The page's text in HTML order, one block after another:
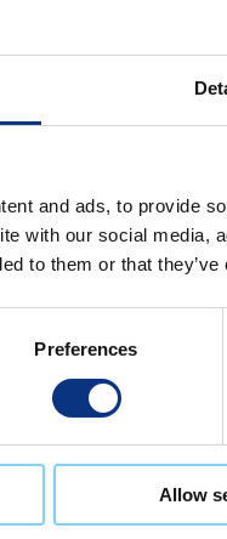
and ads, to provide
with our social
to them or that
Preferences
Allow
non fuga
ut
Sunt
veritatis.
Name